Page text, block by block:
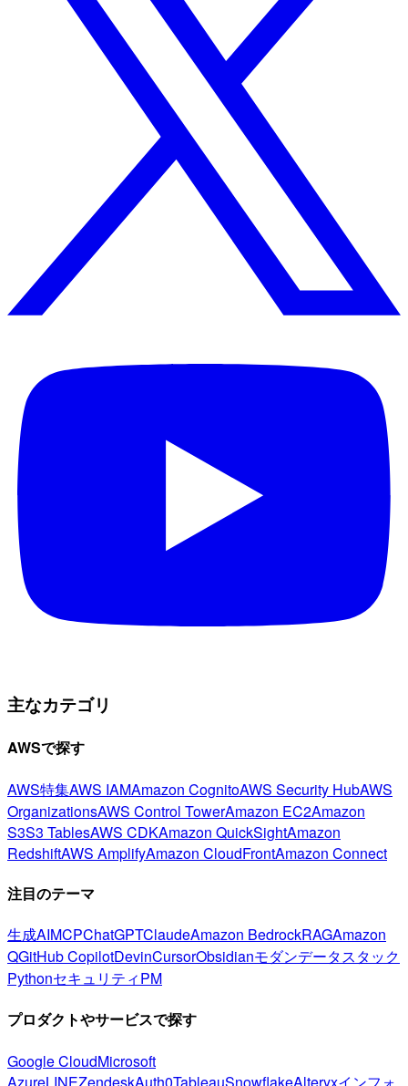
主なカテゴリ
AWSで探す
AWS特集AWS IAMAmazon CognitoAWS Security HubAWS
OrganizationsAWS Control TowerAmazon EC2Amazon
S3S3 TablesAWS CDKAmazon QuickSightAmazon
RedshiftAWS AmplifyAmazon CloudFrontAmazon Connect
注目のテーマ
生成AIMCPChatGPTClaudeAmazon BedrockRAGAmazon
QGitHub CopilotDevinCursorObsidianモダンデータスタック
PythonセキュリティPM
プロダクトやサービスで探す
Google CloudMicrosoft
AzureLINEZendeskAuth0TableauSnowflakeAlteryxインフォ